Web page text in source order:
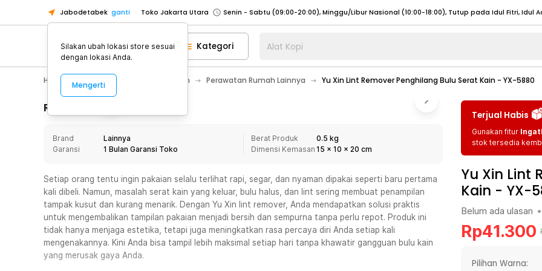
Jabodetabek ganti Toko Jakarta Utara
Toko Tangerang
Toko Cikupa
Pick n Go Jakarta Barat
Senin - Jumat (07:00 - 20:00), Sabtu - Minggu (08:00 - 20:00), Tutup pada Idul Fitri
Pick n Go Bekasi
Senin - Jumat (08:00 - 20:00), Sabtu - Minggu/ Libur Nasional (08:00 - 17:00) Selengkapnya
Senin - Jumat (08:00 - 20:00), Sabtu - Minggu/ Libur Nasional (08:00 - 17:00) Selengkapnya
Senin - Sabtu (09:00-20:00), Minggu/Libur Nasional (12:00-20:00), Tutup pada Idul Fitri
Senin - Sabtu (09:00-20:00), Minggu/Libur Nasional (12:00-20:00), Tutup pada Idul Fitri
Toko Tangerang
Toko Cikupa
Pick n Go Jakarta Barat
Senin - Jumat (07:00 - 20:00), Sabtu - Minggu (08:00 - 20:00), Tutup pada Idul Fitri
Pick n Go Bekasi
Senin - Jumat (08:00 - 20:00), Sabtu - Minggu/ Libur Nasional (08:00 - 17:00) Selengkapnya
Pick n Go Depok
Senin - Jumat (08:00 - 20:00), Sabtu - Minggu/ Libur Nasional (08:00 - 17:00)
Kategori Alat Kopi
Home Appliance Perawatan Rumah Perawatan Rumah Lainnya Yu Xin Lint Remover Penghilang Bulu Serat Kain - YX-5880
Rincian Produk
Brand
Lainnya
Garansi
1 Bulan Garansi Toko
Berat Produk
0.5 kg
Dimensi Kemasan 15 x 10 x 20 cm
Setiap orang tentu ingin pakaian selalu terlihat rapi, segar, dan nyaman dipakai seperti baru pertama
kali dibeli. Namun, masalah serat kain yang keluar, bulu halus, dan lint sering membuat penampilan
tampak kusut dan kurang menarik. Dengan Yu Xin lint remover, Anda mendapatkan solusi praktis
untuk mengembalikan tampilan pakaian menjadi bersih dan sempurna tanpa perlu repot. Produk ini
tidak hanya menjaga estetika, tetapi juga meningkatkan rasa percaya diri Anda setiap kali
mengenakannya. Kini Anda bisa tampil lebih maksimal setiap hari tanpa khawatir gangguan bulu kain
yang merusak gaya Anda.
Terjual Habis
Gunakan fitur
stok tersedia
Yu Xin Lint
Kain - YX-
Belum ada ulasan •
Rp41.300
Pilihan Warna:
Silakan ubah lokasi store sesuai
dengan lokasi Anda.
Mengerti